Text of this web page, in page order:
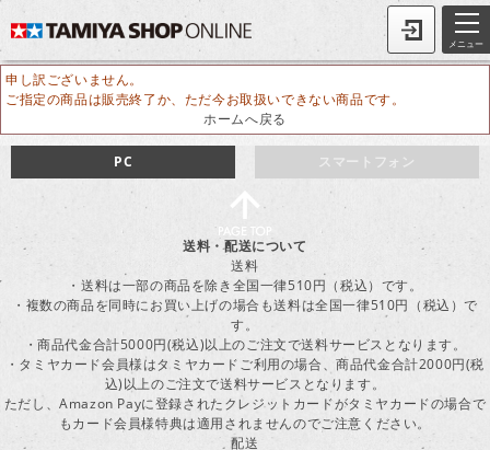
メニュー
申し訳ございません。
ご指定の商品は販売終了か、ただ今お取扱いできない商品です。
ホームへ戻る
スマートフォン
PC
送料・配送について
送料
・送料は一部の商品を除き全国一律510円（税込）です。
・複数の商品を同時にお買い上げの場合も送料は全国一律510円（税込）で
す。
・商品代金合計5000円(税込)以上のご注文で送料サービスとなります。
・タミヤカード会員様はタミヤカードご利用の場合、商品代金合計2000円(税
込)以上のご注文で送料サービスとなります。
ただし、Amazon Payに登録されたクレジットカードがタミヤカードの場合で
もカード会員様特典は適用されませんのでご注意ください。
配送